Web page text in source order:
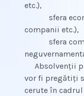
etc.),
sfera
companii etc.),
sfera
Absolvenţii
vor fi pregătiţi
cerute în